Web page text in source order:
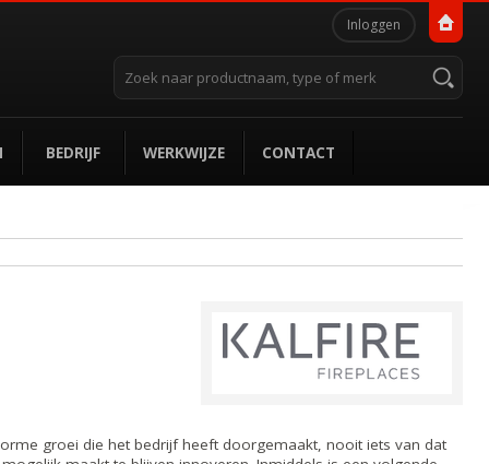
Persoonlijke
Inloggen
Zoek
zoeken...
BEDRIJF WERKWIJZE CONTACT
groei die het bedrijf heeft doorgemaakt, nooit iets van dat